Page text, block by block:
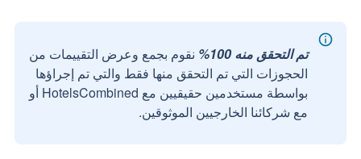
تم التحقق منه 100%
نقوم بجمع وعرض التقييمات من
الحجوزات التي تم التحقق منها فقط والتي تم إجراؤها
بواسطة مستخدمين حقيقيين مع HotelsCombined أو
مع شركائنا الخارجيين الموثوقين.